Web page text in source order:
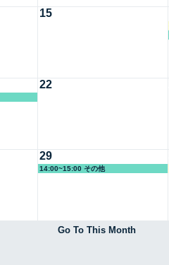
15
22
29
14:00~15:00 その他
Go To This Month